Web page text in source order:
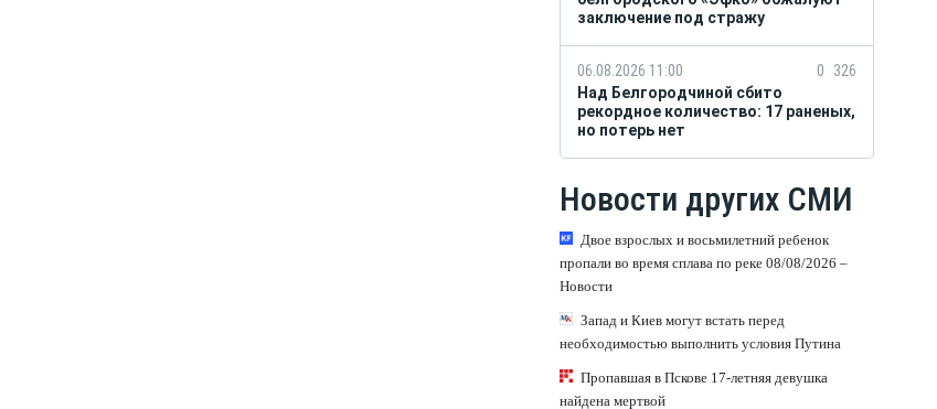
заключение под стражу
06.08.2026 11:00 0
326
Над Белгородчиной сбито
рекордное количество: 17 раненых,
но потерь нет
Новости других СМИ
Двое взрослых и восьмилетний ребенок
пропали во время сплава по реке 08/08/2026 –
Новости
Запад и Киев могут встать перед
необходимостью выполнить условия Путина
Пропавшая в Пскове 17-летняя девушка
найдена мертвой